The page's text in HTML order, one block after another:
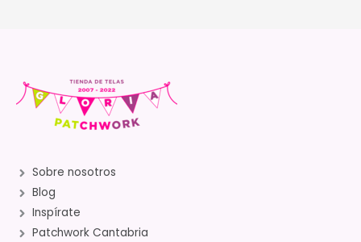
Sobre nosotros
Blog
Inspírate
Patchwork Cantabria